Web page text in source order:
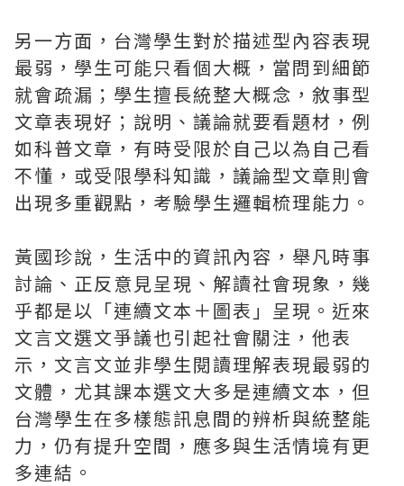
另一方面，台灣學生對於描述型內容表現
最弱，學生可能只看個大概，當問到細節
就會疏漏；學生擅長統整大概念，敘事型
文章表現好；說明、議論就要看題材，例
如科普文章，有時受限於自己以為自己看
不懂，或受限學科知識，議論型文章則會
出現多重觀點，考驗學生邏輯梳理能力。
黃國珍說，生活中的資訊內容，舉凡時事
討論、正反意見呈現、解讀社會現象，幾
乎都是以「連續文本＋圖表」呈現。近來
文言文選文爭議也引起社會關注，他表
示，文言文並非學生閱讀理解表現最弱的
文體，尤其課本選文大多是連續文本，但
台灣學生在多樣態訊息間的辨析與統整能
力，仍有提升空間，應多與生活情境有更
多連結。